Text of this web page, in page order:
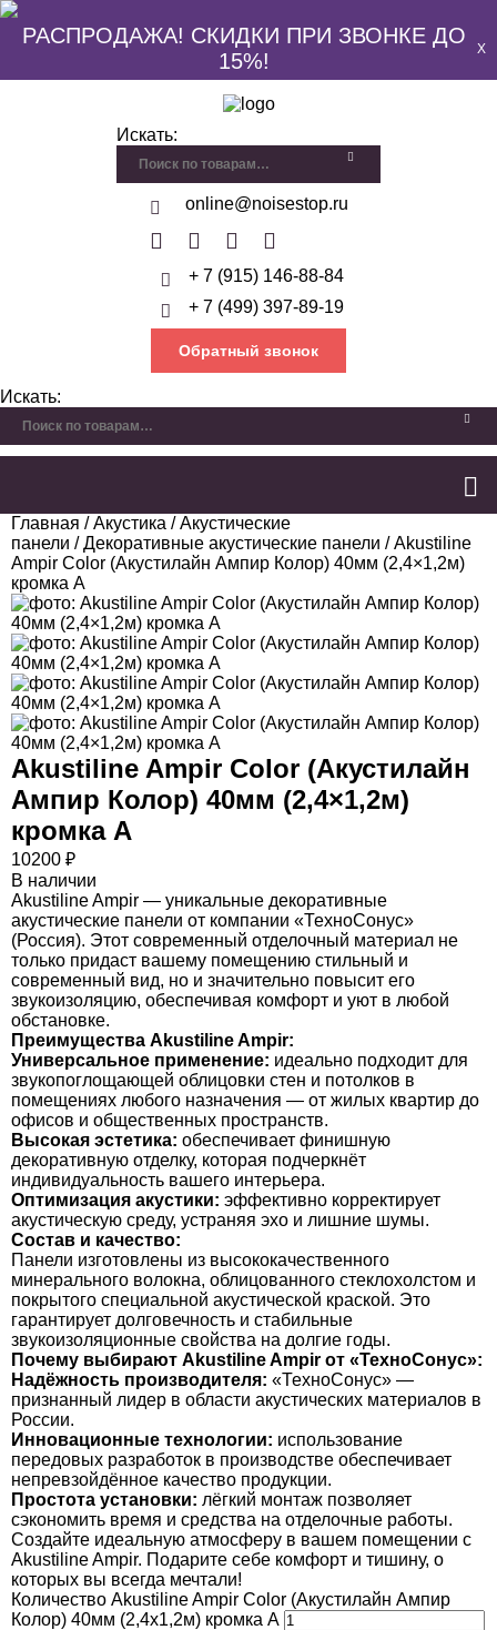
РАСПРОДАЖА! СКИДКИ ПРИ ЗВОНКЕ ДО
15%!
X
Искать:
online@noisestop.ru
+ 7 (915) 146-88-84
+ 7 (499) 397-89-19
Обратный звонок
Искать:
Главная /Акустика /Акустические
панели /Декоративные акустические панели / Akustiline
Ampir Color (Акустилайн Ампир Колор) 40мм (2,4×1,2м)
кромка А
Akustiline Ampir Color (Акустилайн
Ампир Колор) 40мм (2,4×1,2м)
кромка А
10200 ₽
В наличии
Akustiline Ampir — уникальные декоративные
акустические панели от компании «ТехноСонус»
(Россия). Этот современный отделочный материал не
только придаст вашему помещению стильный и
современный вид, но и значительно повысит его
звукоизоляцию, обеспечивая комфорт и уют в любой
обстановке.
Преимущества Akustiline Ampir:
Универсальное применение: идеально подходит для
звукопоглощающей облицовки стен и потолков в
помещениях любого назначения — от жилых квартир до
офисов и общественных пространств.
Высокая эстетика: обеспечивает финишную
декоративную отделку, которая подчеркнёт
индивидуальность вашего интерьера.
Оптимизация акустики: эффективно корректирует
акустическую среду, устраняя эхо и лишние шумы.
Состав и качество:
Панели изготовлены из высококачественного
минерального волокна, облицованного стеклохолстом и
покрытого специальной акустической краской. Это
гарантирует долговечность и стабильные
звукоизоляционные свойства на долгие годы.
Почему выбирают Akustiline Ampir от «ТехноСонус»:
Надёжность производителя: «ТехноСонус» —
признанный лидер в области акустических материалов в
России.
Инновационные технологии: использование
передовых разработок в производстве обеспечивает
непревзойдённое качество продукции.
Простота установки: лёгкий монтаж позволяет
сэкономить время и средства на отделочные работы.
Создайте идеальную атмосферу в вашем помещении с
Akustiline Ampir. Подарите себе комфорт и тишину, о
которых вы всегда мечтали!
Количество Akustiline Ampir Color (Акустилайн Ампир
Колор) 40мм (2,4x1,2м) кромка А